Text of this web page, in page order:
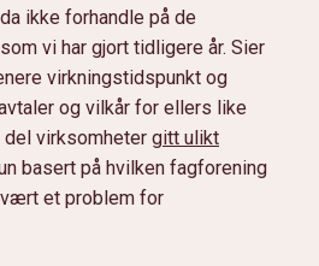
ikke forhandle på de
vi har gjort tidligere år. Sier
virkningstidspunkt og
og vilkår for ellers like
del virksomheter gitt ulikt
basert på hvilken fagforening
vært et problem for